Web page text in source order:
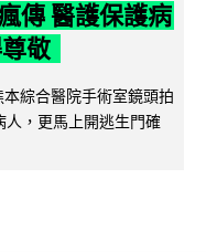
傳 醫護保護病
敬
綜合醫院手術室鏡頭拍
，更馬上開逃生門確